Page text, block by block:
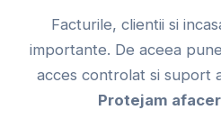
Facturile, clientii si
importante. De aceea
acces controlat si suport
Protejam